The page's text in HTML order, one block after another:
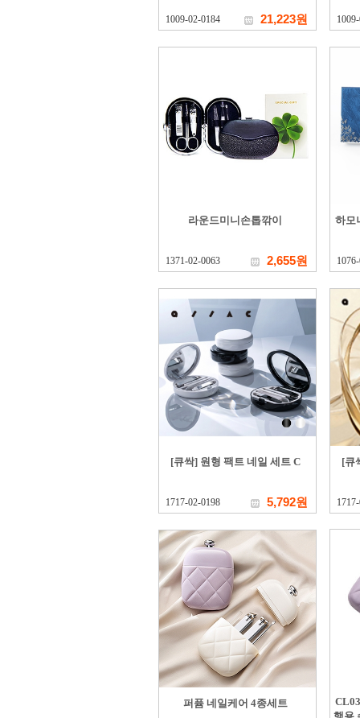
1009-02-0184 21,223원
라운드미니손톱깎이
1371-02-0063 2,655원
하모
[큐싹] 원형 팩트 네일 세트 C
1717-02-0198 5,792원
[큐
퍼퓸 네일케어 4종세트